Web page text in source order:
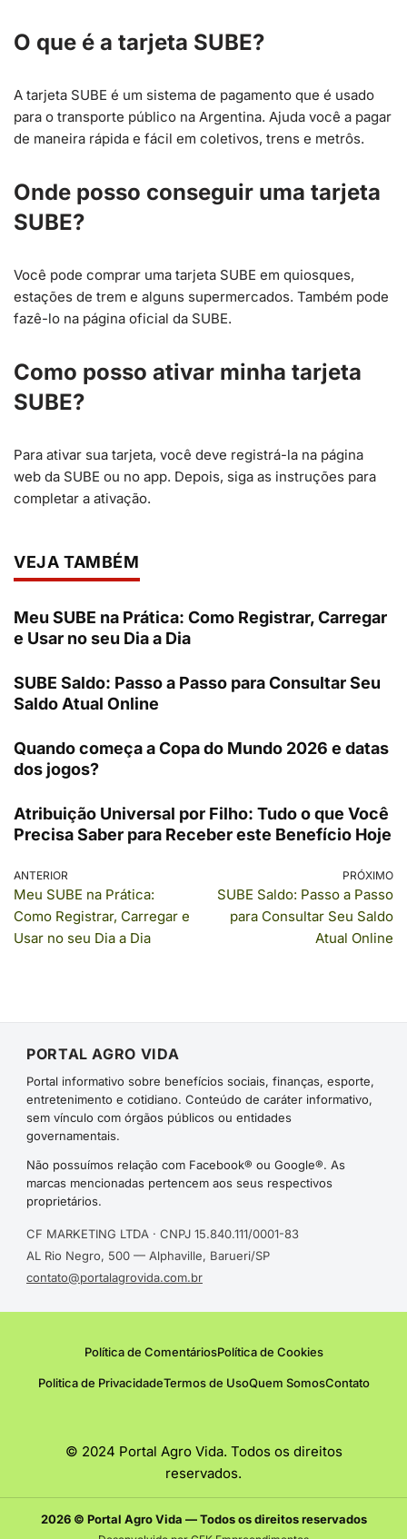
O que é a tarjeta SUBE?
A tarjeta SUBE é um sistema de pagamento que é usado
para o transporte público na Argentina. Ajuda você a pagar
de maneira rápida e fácil em coletivos, trens e metrôs.
Onde posso conseguir uma tarjeta
SUBE?
Você pode comprar uma tarjeta SUBE em quiosques,
estações de trem e alguns supermercados. Também pode
fazê-lo na página oficial da SUBE.
Como posso ativar minha tarjeta
SUBE?
Para ativar sua tarjeta, você deve registrá-la na página
web da SUBE ou no app. Depois, siga as instruções para
completar a ativação.
VEJA TAMBÉM
Meu SUBE na Prática: Como Registrar, Carregar
e Usar no seu Dia a Dia
SUBE Saldo: Passo a Passo para Consultar Seu
Saldo Atual Online
Quando começa a Copa do Mundo 2026 e datas
dos jogos?
Atribuição Universal por Filho: Tudo o que Você
Precisa Saber para Receber este Benefício Hoje
ANTERIOR
Meu SUBE na Prática:
Como Registrar, Carregar e
Usar no seu Dia a Dia
PRÓXIMO
SUBE Saldo: Passo a Passo
para Consultar Seu Saldo
Atual Online
PORTAL AGRO VIDA
Portal informativo sobre benefícios sociais, finanças, esporte,
entretenimento e cotidiano. Conteúdo de caráter informativo,
sem vínculo com órgãos públicos ou entidades
governamentais.
Não possuímos relação com Facebook® ou Google®. As
marcas mencionadas pertencem aos seus respectivos
proprietários.
CF MARKETING LTDA · CNPJ 15.840.111/0001-83
AL Rio Negro, 500 — Alphaville, Barueri/SP
contato@portalagrovida.com.br
Política de ComentáriosPolítica de Cookies
Politica de PrivacidadeTermos de UsoQuem SomosContato
© 2024 Portal Agro Vida. Todos os direitos
reservados.
2026 © Portal Agro Vida — Todos os direitos reservados